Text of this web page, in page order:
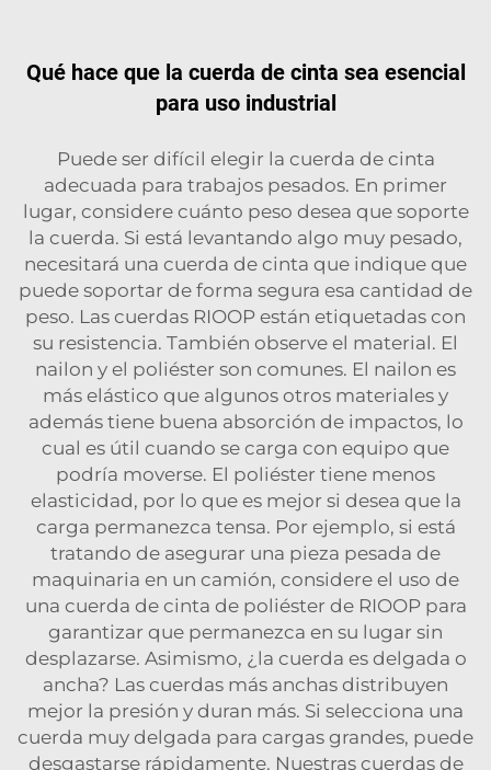
Qué hace que la cuerda de cinta sea esencial
para uso industrial
Puede ser difícil elegir la cuerda de cinta
adecuada para trabajos pesados. En primer
lugar, considere cuánto peso desea que soporte
la cuerda. Si está levantando algo muy pesado,
necesitará una cuerda de cinta que indique que
puede soportar de forma segura esa cantidad de
peso. Las cuerdas RIOOP están etiquetadas con
su resistencia. También observe el material. El
nailon y el poliéster son comunes. El nailon es
más elástico que algunos otros materiales y
además tiene buena absorción de impactos, lo
cual es útil cuando se carga con equipo que
podría moverse. El poliéster tiene menos
elasticidad, por lo que es mejor si desea que la
carga permanezca tensa. Por ejemplo, si está
tratando de asegurar una pieza pesada de
maquinaria en un camión, considere el uso de
una cuerda de cinta de poliéster de RIOOP para
garantizar que permanezca en su lugar sin
desplazarse. Asimismo, ¿la cuerda es delgada o
ancha? Las cuerdas más anchas distribuyen
mejor la presión y duran más. Si selecciona una
cuerda muy delgada para cargas grandes, puede
desgastarse rápidamente. Nuestras cuerdas de